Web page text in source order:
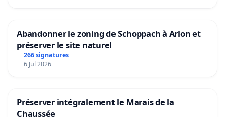
Abandonner le zoning de Schoppach à Arlon et
préserver le site naturel
266 signatures
6 Jul 2026
Préserver intégralement le Marais de la
Chaussée